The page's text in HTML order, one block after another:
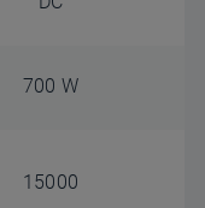
700 W
15000